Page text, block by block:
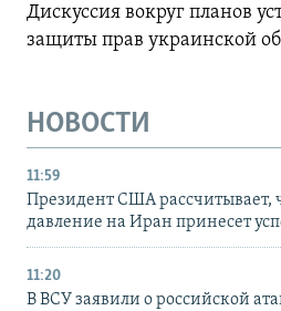
Дискуссия вокруг планов
защиты прав украинской
НОВОСТИ
11:59
Президент США рассчитывает,
давление на Иран принесет
11:20
В ВСУ заявили о российской